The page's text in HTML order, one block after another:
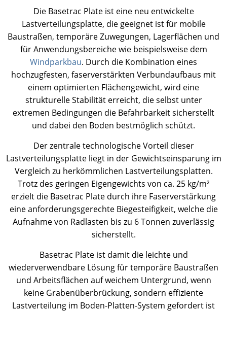
News
Kontakt
News
Kontakt
Kontakt
Ansprechpartner weltweit
Beruf und Karriere
Die Basetrac Plate ist eine neu entwickelte
Lastverteilungsplatte, die geeignet ist für mobile
Baustraßen, temporäre Zuwegungen, Lagerflächen und
für Anwendungsbereiche wie beispielsweise dem
Windparkbau. Durch die Kombination eines
hochzugfesten, faserverstärkten Verbundaufbaus mit
einem optimierten Flächengewicht, wird eine
strukturelle Stabilität erreicht, die selbst unter
extremen Bedingungen die Befahrbarkeit sicherstellt
und dabei den Boden bestmöglich schützt.
Der zentrale technologische Vorteil dieser
Lastverteilungsplatte liegt in der Gewichtseinsparung im
Vergleich zu herkömmlichen Lastverteilungsplatten.
Trotz des geringen Eigengewichts von ca. 25 kg/m²
erzielt die Basetrac Plate durch ihre Faserverstärkung
eine anforderungsgerechte Biegesteifigkeit, welche die
Aufnahme von Radlasten bis zu 6 Tonnen zuverlässig
sicherstellt.
Basetrac Plate ist damit die leichte und
wiederverwendbare Lösung für temporäre Baustraßen
und Arbeitsflächen auf weichem Untergrund, wenn
keine Grabenüberbrückung, sondern effiziente
Lastverteilung im Boden-Platten-System gefordert ist